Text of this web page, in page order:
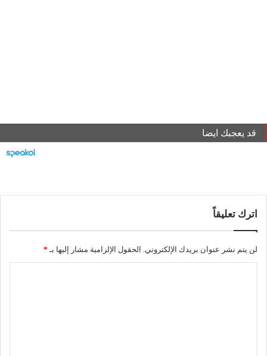
قد يعجبك ايضا
اترك تعليقاً
لن يتم نشر عنوان بريدك الإلكتروني. الحقول الإلزامية مشار إليها بـ *